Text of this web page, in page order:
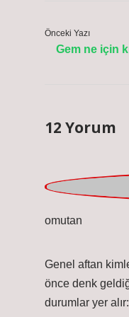
Önceki Yazı
Gem ne için
12 Yorum
durumlar yer
edeceği
etmek veya